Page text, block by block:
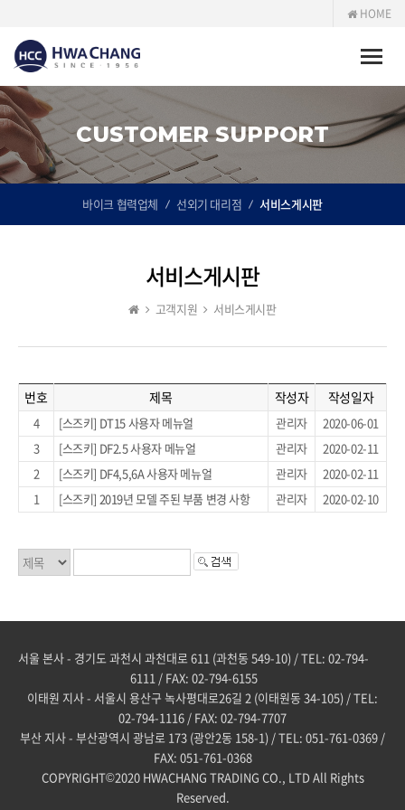
HOME
Toggle
CUSTOMER SUPPORT
바이크 협력업체 선외기 대리점 서비스게시판
서비스게시판
고객지원 서비스게시판
번호 제목 작성자 작성일자
4 [스즈키] DT15 사용자 메뉴얼 관리자
2020-06-01
3
[스즈키] DF2.5 사용자 메뉴얼 관리자
2020-02-11
2
[스즈키] DF4,5,6A 사용자 메뉴얼 관리자
2020-02-11
1
[스즈키] 2019년 모델 주된 부품 변경 사항 관리자 2020-02-10
서울 본사 - 경기도 과천시 과천대로 611 (과천동 549-10) / TEL: 02-794-
6111 / FAX: 02-794-6155
이태원 지사 - 서울시 용산구 녹사평대로26길 2 (이태원동 34-105) / TEL:
02-794-1116 / FAX: 02-794-7707
부산 지사 - 부산광역시 광남로 173 (광안2동 158-1) / TEL: 051-761-0369 /
FAX: 051-761-0368
COPYRIGHT©2020 HWACHANG TRADING CO., LTD All Rights
Reserved.